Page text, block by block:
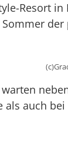
Resort
auch